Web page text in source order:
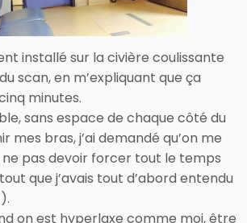
installé sur la civière coulissante
scan, en m’expliquant que ça
minutes.
sans espace de chaque côté du
mes bras, j’ai demandé qu’on me
pas devoir forcer tout le temps
que j’avais tout d’abord entendu
on est hyperlaxe comme moi, être